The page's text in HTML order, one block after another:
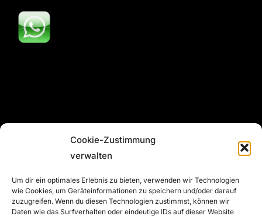
Cookie-Zustimmung
verwalten
Um dir ein optimales Erlebnis zu bieten, verwenden wir Technologien
wie Cookies, um Geräteinformationen zu speichern und/oder darauf
zuzugreifen. Wenn du diesen Technologien zustimmst, können wir
Daten wie das Surfverhalten oder eindeutige IDs auf dieser Website